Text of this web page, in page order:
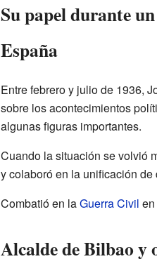
Su papel durante
España
Entre febrero y julio de 1936,
sobre los acontecimientos
algunas figuras importantes.
Cuando la situación se volvió
y colaboró en la unificación
Combatió en laGuerra Civil
Alcalde de Bilbao y